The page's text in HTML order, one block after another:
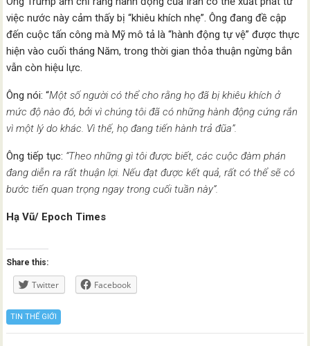
việc nước này cảm thấy bị “khiêu khích nhẹ”. Ông đang đề cập
đến cuộc tấn công mà Mỹ mô tả là “hành động tự vệ” được thực
hiện vào cuối tháng Năm, trong thời gian thỏa thuận ngừng bắn
vẫn còn hiệu lực.
Ông nói: “Một số người có thể cho rằng họ đã bị khiêu khích ở
mức độ nào đó, bởi vì chúng tôi đã có những hành động cứng rắn
vì một lý do khác. Vì thế, họ đang tiến hành trả đũa”.
Ông tiếp tục: “Theo những gì tôi được biết, các cuộc đàm phán
đang diễn ra rất thuận lợi. Nếu đạt được kết quả, rất có thể sẽ có
bước tiến quan trọng ngay trong cuối tuần này”.
Hạ Vũ/ Epoch Times
Share this:
Twitter Facebook
TIN THẾ GIỚI